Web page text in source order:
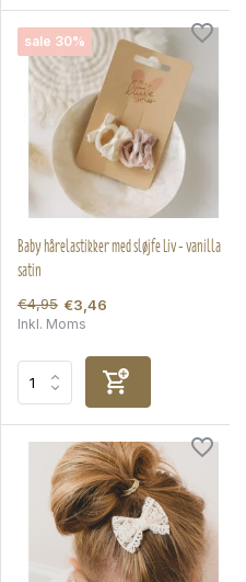
sale 30%
Baby hårelastikker med sløjfe Liv - vanilla
satin
€4,95 €3,46
Inkl. Moms